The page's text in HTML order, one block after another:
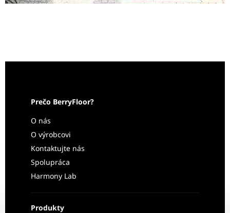
Prečo BerryFloor?
O nás
O výrobcovi
Kontaktujte nás
Spolupráca
Harmony Lab
Produkty